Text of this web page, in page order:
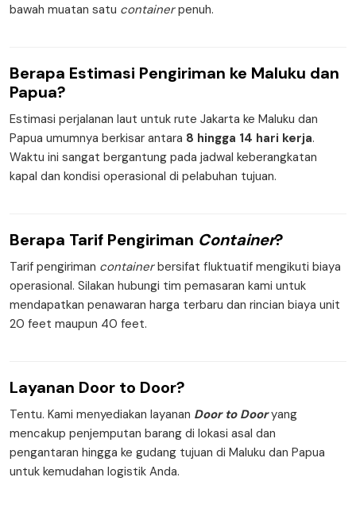
bawah muatan satu containerpenuh.
Berapa Estimasi Pengiriman ke Maluku dan
Papua?
Estimasi perjalanan laut untuk rute Jakarta ke Maluku dan
Papua umumnya berkisar antara 8 hingga 14 hari kerja.
Waktu ini sangat bergantung pada jadwal keberangkatan
kapal dan kondisi operasional di pelabuhan tujuan.
Berapa Tarif Pengiriman Container?
Tarif pengiriman containerbersifat fluktuatif mengikuti biaya
operasional. Silakan hubungi tim pemasaran kami untuk
mendapatkan penawaran harga terbaru dan rincian biaya unit
20 feet maupun 40 feet.
Layanan Door to Door?
Tentu. Kami menyediakan layanan Door to Dooryang
mencakup penjemputan barang di lokasi asal dan
pengantaran hingga ke gudang tujuan di Maluku dan Papua
untuk kemudahan logistik Anda.